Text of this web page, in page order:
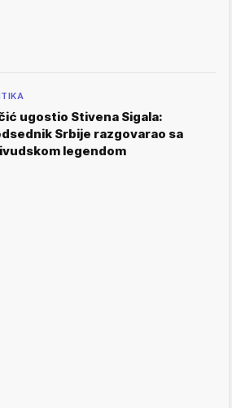
ugostio Stivena Sigala:
Srbije razgovarao sa
legendom